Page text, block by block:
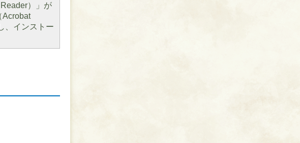
）」が
Acrobat
、インストー